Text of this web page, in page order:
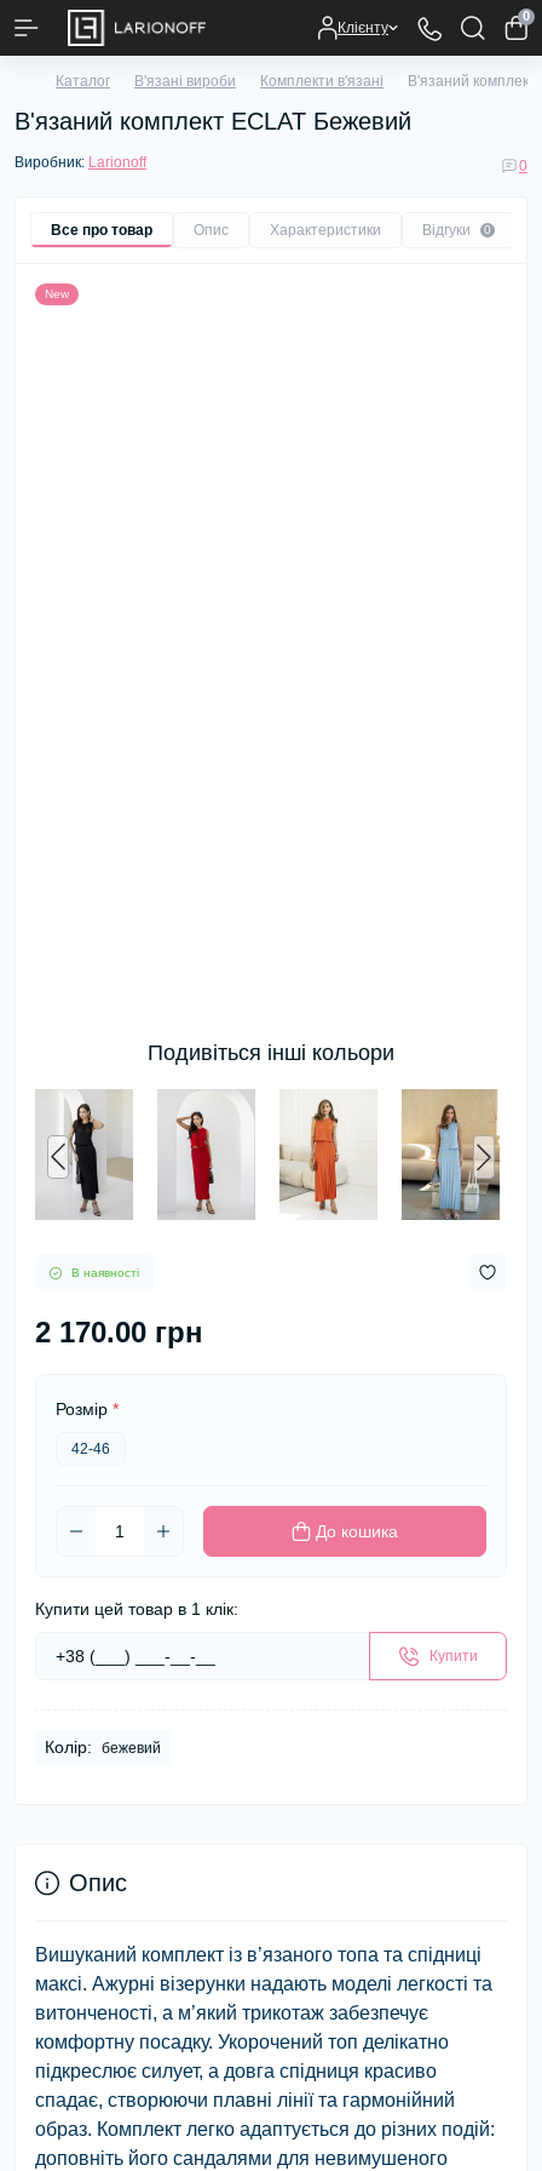
Клієнту
0
Каталог В'язані вироби Комплекти в'язані В'язаний
В'язаний комплект ECLAT Бежевий
Виробник: Larionoff 0
Все про товар Опис Характеристики Відгуки 0
New
Подивіться інші кольори
В наявності
2 170.00 грн
Розмір *
42-46
До кошика
Купити цей товар в 1 клік:
Купити
Колір: бежевий
Опис
Вишуканий комплект із в’язаного топа та спідниці
максі. Ажурні візерунки надають моделі легкості та
витонченості, а м’який трикотаж забезпечує
комфортну посадку. Укорочений топ делікатно
підкреслює силует, а довга спідниця красиво
спадає, створюючи плавні лінії та гармонійний
образ. Комплект легко адаптується до різних подій:
доповніть його сандалями для невимушеного